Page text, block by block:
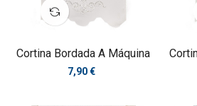
Cortina Bordada A Máquina
Precio
7,90 €